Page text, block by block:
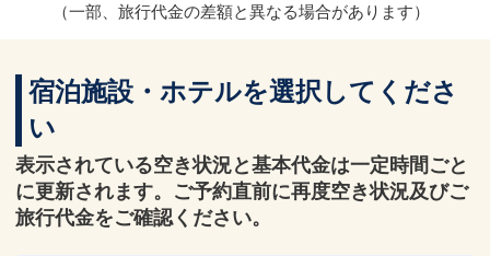
（一部、旅行代金の差額と異なる場合があります）
宿泊施設・ホテルを選択してくださ
い
表示されている空き状況と基本代金は一定時間ごと
に更新されます。ご予約直前に再度空き状況及びご
旅行代金をご確認ください。